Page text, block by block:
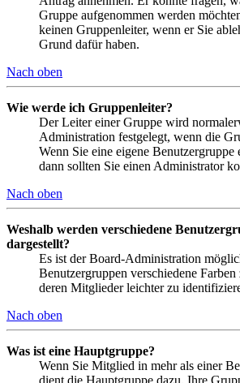
Gruppe aufgenommen werden
keinen Gruppenleiter, wenn er Sie
Grund dafür haben.
Nach oben
Wie werde ich Gruppenleiter?
Der Leiter einer Gruppe wird
Administration festgelegt, wenn die
Wenn Sie eine eigene Benutzergruppe
dann sollten Sie einen Administrator
Nach oben
Weshalb werden verschiedene
dargestellt?
Es ist der Board-Administration
Benutzergruppen verschiedene Farben
deren Mitglieder leichter zu
Nach oben
Was ist eine Hauptgruppe?
Wenn Sie Mitglied in mehr als einer